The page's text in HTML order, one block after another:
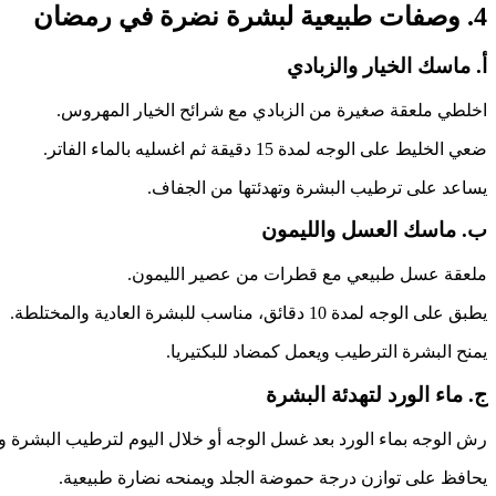
4. وصفات طبيعية لبشرة نضرة في رمضان
أ. ماسك الخيار والزبادي
اخلطي ملعقة صغيرة من الزبادي مع شرائح الخيار المهروس.
ضعي الخليط على الوجه لمدة 15 دقيقة ثم اغسليه بالماء الفاتر.
يساعد على ترطيب البشرة وتهدئتها من الجفاف.
ب. ماسك العسل والليمون
ملعقة عسل طبيعي مع قطرات من عصير الليمون.
يطبق على الوجه لمدة 10 دقائق، مناسب للبشرة العادية والمختلطة.
يمنح البشرة الترطيب ويعمل كمضاد للبكتيريا.
ج. ماء الورد لتهدئة البشرة
رش الوجه بماء الورد بعد غسل الوجه أو خلال اليوم لترطيب البشرة
يحافظ على توازن درجة حموضة الجلد ويمنحه نضارة طبيعية.